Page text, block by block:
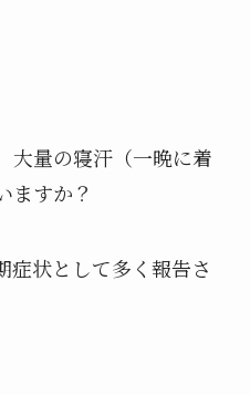
大量の寝汗（一晩に着
ますか？
症状として多く報告さ